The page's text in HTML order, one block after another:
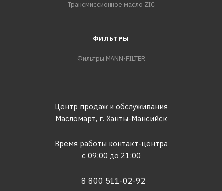
Трансмиссионное масло ZIC
ФИЛЬТРЫ
Фильтры MANN-FILTER
Центр продаж и обслуживания
Масломарт, г. Ханты-Мансийск
Время работы контакт-центра
с 09:00 до 21:00
8 800 511-02-92